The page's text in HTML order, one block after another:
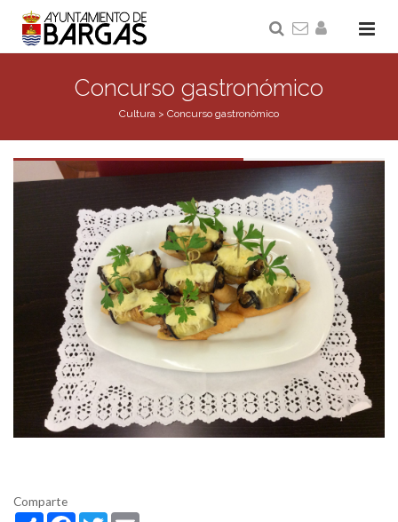
Concurso gastronómico
Cultura > Concurso gastronómico
Comparte